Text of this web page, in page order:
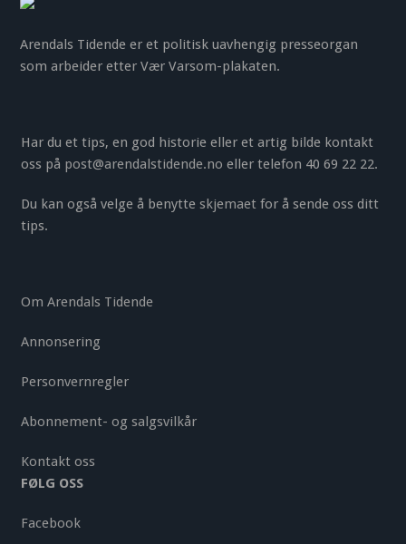
Arendals Tidende er et politisk uavhengig presseorgan
som arbeider etter Vær Varsom-plakaten.
Har du et tips, en god historie eller et artig bilde kontakt
oss på post@arendalstidende.no eller telefon 40 69 22 22.
Du kan også velge å benytte skjemaet for å sende oss ditt
tips.
Om Arendals Tidende
Annonsering
Personvernregler
Abonnement- og salgsvilkår
Kontakt oss
FØLG OSS
Facebook